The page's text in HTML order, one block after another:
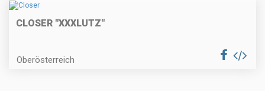
CLOSER "XXXLUTZ"
Oberösterreich